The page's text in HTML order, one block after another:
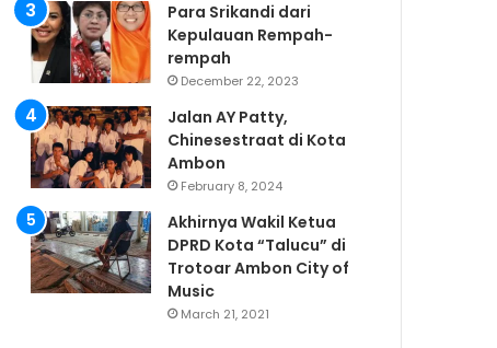
Para Srikandi dari
Kepulauan Rempah-
rempah
December 22, 2023
Jalan AY Patty,
Chinesestraat di Kota
Ambon
February 8, 2024
Akhirnya Wakil Ketua
DPRD Kota “Talucu” di
Trotoar Ambon City of
Music
March 21, 2021